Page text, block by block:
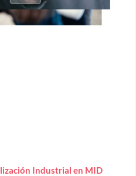
Industrial en MID